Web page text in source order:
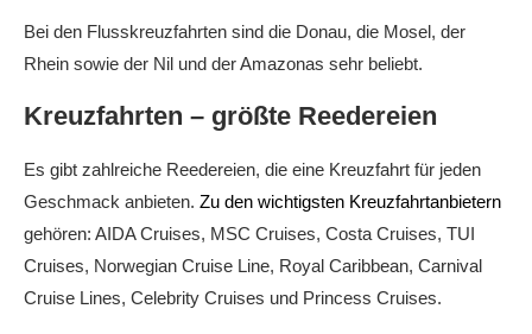
Bei den Flusskreuzfahrten sind die Donau, die Mosel, der
Rhein sowie der Nil und der Amazonas sehr beliebt.
Kreuzfahrten – größte Reedereien
Es gibt zahlreiche Reedereien, die eine Kreuzfahrt für jeden
Geschmack anbieten. Zu den wichtigsten Kreuzfahrtanbietern
gehören: AIDA Cruises, MSC Cruises, Costa Cruises, TUI
Cruises, Norwegian Cruise Line, Royal Caribbean, Carnival
Cruise Lines, Celebrity Cruises und Princess Cruises.